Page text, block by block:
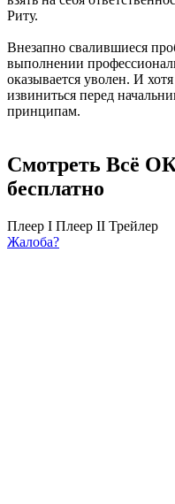
Риту.
Внезапно свалившиеся
выполнении
оказывается уволен. И
извиниться перед
принципам.
Смотреть Всё
бесплатно
Плеер I Плеер II Трейлер
Жалоба?